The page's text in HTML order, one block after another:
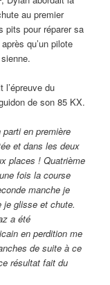
au premier
pits pour réparer sa
qu’un pilote
l’épreuve du
de son 85 KX.
en première
et dans les deux
places ! Quatrième
fois la course
manche je
je glisse et chute.
a été
en perdition me
de suite à ce
résultat fait du